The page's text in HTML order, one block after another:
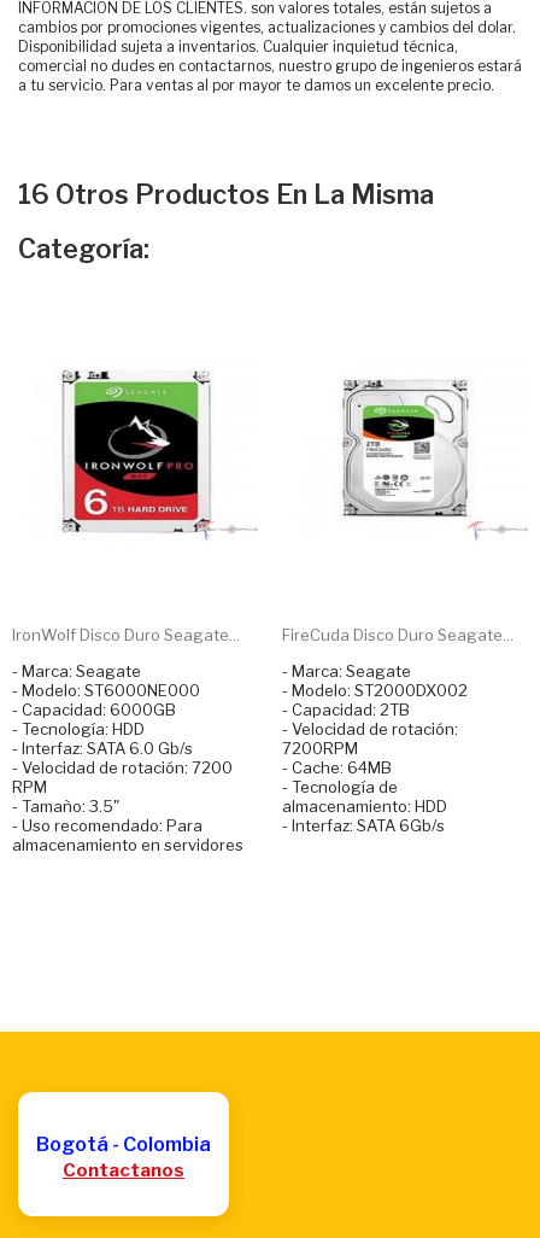
INFORMACIÓN DE LOS CLIENTES. son valores totales, están sujetos a
cambios por promociones vigentes, actualizaciones y cambios del dolar.
Disponibilidad sujeta a inventarios. Cualquier inquietud técnica,
comercial no dudes en contactarnos, nuestro grupo de ingenieros estará
a tu servicio. Para ventas al por mayor te damos un excelente precio.
16 Otros Productos En La Misma
Categoría:
IronWolf Disco Duro Seagate...
- Marca: Seagate
- Modelo: ST6000NE000
- Capacidad: 6000GB
- Tecnología: HDD
- Interfaz: SATA 6.0 Gb/s
- Velocidad de rotación: 7200
RPM
- Tamaño: 3.5"
- Uso recomendado: Para
almacenamiento en servidores
FireCuda Disco Duro Seagate...
- Marca: Seagate
- Modelo: ST2000DX002
- Capacidad: 2TB
- Velocidad de rotación:
7200RPM
- Cache: 64MB
- Tecnología de
almacenamiento: HDD
- Interfaz: SATA 6Gb/s
Bogotá - Colombia
Contactanos